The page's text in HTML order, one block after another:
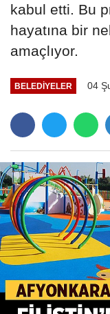
kabul etti. Bu
hayatına bir
amaçlıyor.
BELEDIYELER 04